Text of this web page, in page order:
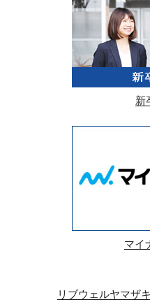
新
マイ
リブウェルヤマザ